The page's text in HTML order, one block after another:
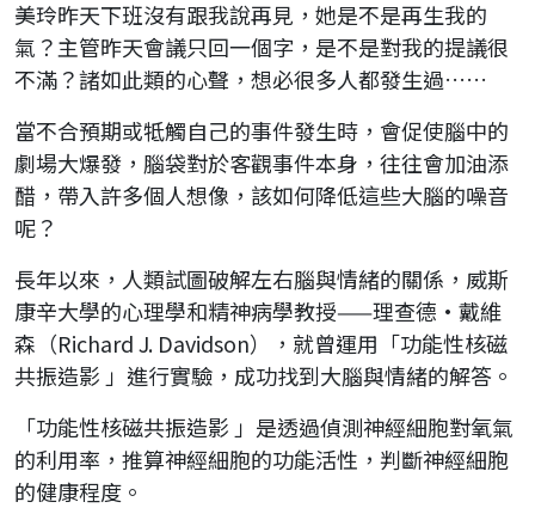
美玲昨天下班沒有跟我說再見，她是不是再生我的
氣？主管昨天會議只回一個字，是不是對我的提議很
不滿？諸如此類的心聲，想必很多人都發生過……
當不合預期或牴觸自己的事件發生時，會促使腦中的
劇場大爆發，腦袋對於客觀事件本身，往往會加油添
醋，帶入許多個人想像，該如何降低這些大腦的噪音
呢？
長年以來，人類試圖破解左右腦與情緒的關係，威斯
康辛大學的心理學和精神病學教授——理查德·戴維
森（Richard J. Davidson），就曾運用「功能性核磁
共振造影 」進行實驗，成功找到大腦與情緒的解答。
「功能性核磁共振造影 」是透過偵測神經細胞對氧氣
的利用率，推算神經細胞的功能活性，判斷神經細胞
的健康程度。